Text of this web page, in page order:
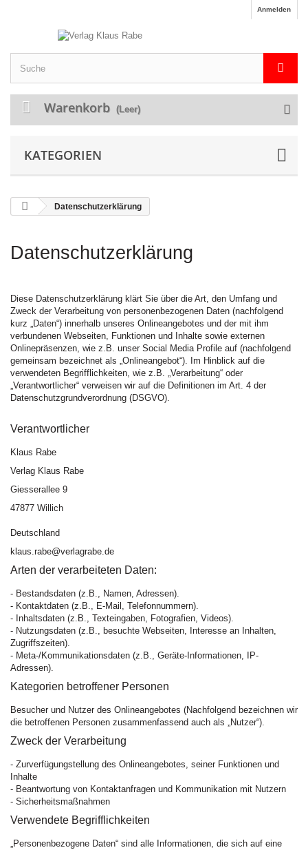
Anmelden
Warenkorb (Leer)
KATEGORIEN
Datenschutzerklärung
Datenschutzerklärung
Diese Datenschutzerklärung klärt Sie über die Art, den Umfang und
Zweck der Verarbeitung von personenbezogenen Daten (nachfolgend
kurz „Daten“) innerhalb unseres Onlineangebotes und der mit ihm
verbundenen Webseiten, Funktionen und Inhalte sowie externen
Onlinepräsenzen, wie z.B. unser Social Media Profile auf (nachfolgend
gemeinsam bezeichnet als „Onlineangebot“). Im Hinblick auf die
verwendeten Begrifflichkeiten, wie z.B. „Verarbeitung“ oder
„Verantwortlicher“ verweisen wir auf die Definitionen im Art. 4 der
Datenschutzgrundverordnung (DSGVO).
Verantwortlicher
Klaus Rabe
Verlag Klaus Rabe
Giesserallee 9
47877 Willich
Deutschland
klaus.rabe@verlagrabe.de
Arten der verarbeiteten Daten:
- Bestandsdaten (z.B., Namen, Adressen).
- Kontaktdaten (z.B., E-Mail, Telefonnummern).
- Inhaltsdaten (z.B., Texteingaben, Fotografien, Videos).
- Nutzungsdaten (z.B., besuchte Webseiten, Interesse an Inhalten,
Zugriffszeiten).
- Meta-/Kommunikationsdaten (z.B., Geräte-Informationen, IP-
Adressen).
Kategorien betroffener Personen
Besucher und Nutzer des Onlineangebotes (Nachfolgend bezeichnen wir
die betroffenen Personen zusammenfassend auch als „Nutzer“).
Zweck der Verarbeitung
- Zurverfügungstellung des Onlineangebotes, seiner Funktionen und
Inhalte
- Beantwortung von Kontaktanfragen und Kommunikation mit Nutzern
- Sicherheitsmaßnahmen
Verwendete Begrifflichkeiten
„Personenbezogene Daten“ sind alle Informationen, die sich auf eine